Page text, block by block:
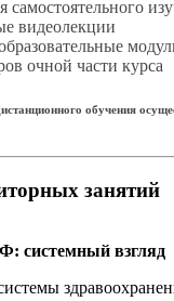
самостоятельного
видеолекции
очной части курса
обучения
занятий
системный взгляд